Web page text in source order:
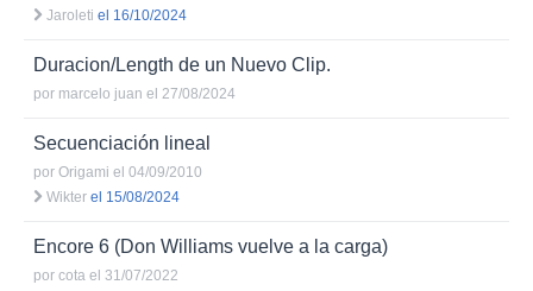
Jaroleti el 16/10/2024
Duracion/Length de un Nuevo Clip.
por marcelo juan el 27/08/2024
Secuenciación lineal
por Origami el 04/09/2010
Wikter el 15/08/2024
Encore 6 (Don Williams vuelve a la carga)
por cota el 31/07/2022